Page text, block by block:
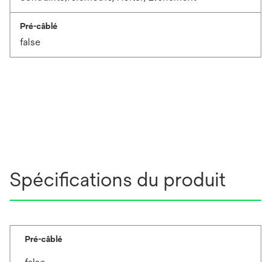
Pré-câblé
false
Spécifications du produit
Pré-câblé